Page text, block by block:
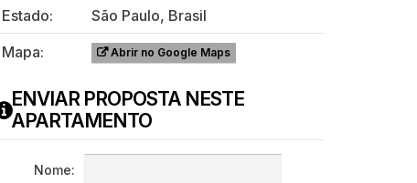
Estado:
São Paulo, Brasil
Mapa:
Abrir no Google Maps
ENVIAR PROPOSTA NESTE
APARTAMENTO
Nome: